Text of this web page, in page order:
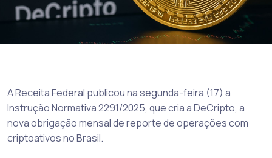
A Receita Federal publicou na segunda-feira (17) a
Instrução Normativa 2291/2025, que cria a DeCripto, a
nova obrigação mensal de reporte de operações com
criptoativos no Brasil.